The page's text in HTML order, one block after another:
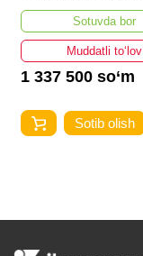
Sotuvda bor
Muddatli to‘lov
1 337 500 so‘m
Sotib olish